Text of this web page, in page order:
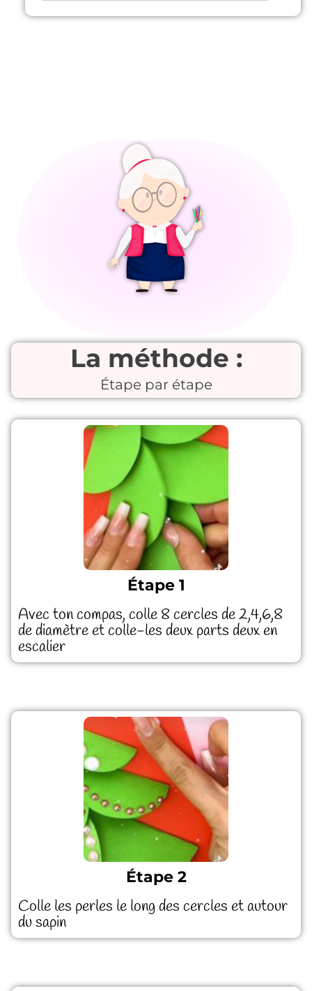
La méthode :
Étape par étape
Étape 1
Avec ton compas, colle 8 cercles de 2,4,6,8
de diamètre et colle-les deux parts deux en
escalier
Étape 2
Colle les perles le long des cercles et autour
du sapin